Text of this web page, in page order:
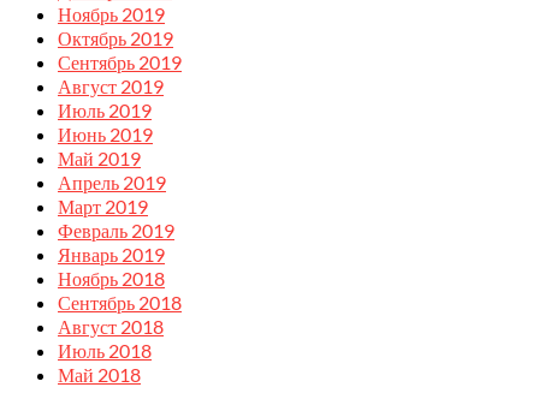
Ноябрь 2019
Октябрь 2019
Сентябрь 2019
Август 2019
Июль 2019
Июнь 2019
Май 2019
Апрель 2019
Март 2019
Февраль 2019
Январь 2019
Ноябрь 2018
Сентябрь 2018
Август 2018
Июль 2018
Май 2018